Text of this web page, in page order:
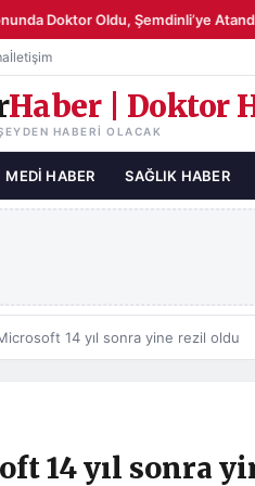
Doktor Oldu, Şemdinli’ye Atandı ●
İletişim
Haber | Doktor
HABERI OLACAK
MEDI HABER SAĞLIK HABER
14 yıl sonra yine rezil oldu
14 yıl sonra